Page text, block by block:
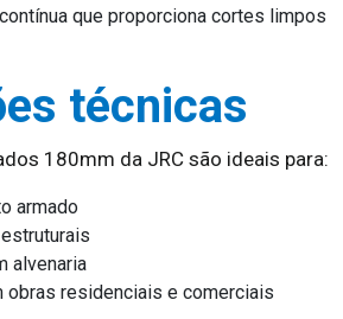
que proporciona cortes limpos
técnicas
180mm da JRC são ideais para:
armado
alvenaria
obras residenciais e comerciais